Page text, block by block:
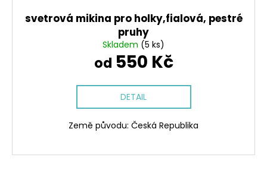
svetrová mikina pro holky,fialová, pestré
pruhy
Skladem (5 ks)
od 550 Kč
DETAIL
Země původu: Česká Republika